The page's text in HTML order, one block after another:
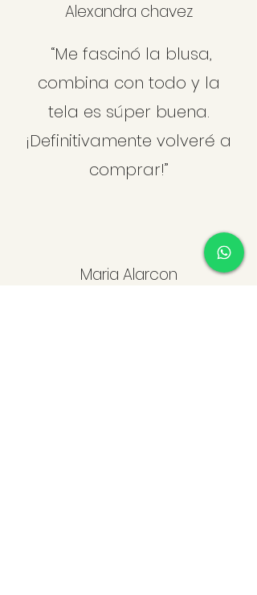
Alexandra chavez
“Me fascinó la blusa,
combina con todo y la
tela es súper buena.
¡Definitivamente volveré a
comprar!”
Maria Alarcon